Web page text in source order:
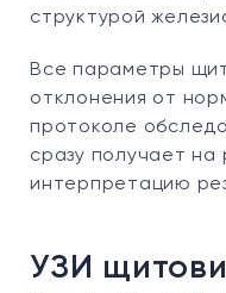
структурой
Все параметры
отклонения от
протоколе
сразу получает на
интерпретацию
УЗИ